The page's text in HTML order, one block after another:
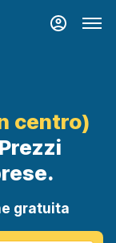
centro)
gratuita